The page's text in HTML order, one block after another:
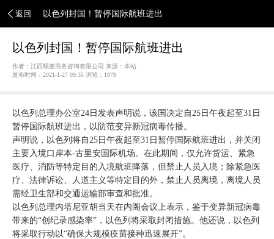
返回 以色列封国！暂停国际航班进出
以色列封国！暂停国际航班进出
作者：江西顺签商务咨询有限公司 来源：本站
发布时间：2021-1-27 09:35 浏览： 1979
以色列总理办公室24日发表声明说，该国决定自25日午夜起至31日
暂停国际航班进出，以防范变异新冠病毒传播。
声明说，以色列将自25日午夜起至31日暂停国际航班进出，并关闭
主要入境口岸本-古里安国际机场。在此期间，仅允许货运、紧急
医疗、消防等特定目的入境航班降落，但禁止人员入境；除紧急医
疗、法律诉讼、人道主义等特定目的外，禁止人员离境，离境人员
需经卫生部和交通运输部审查和批准。
以色列总理内塔尼亚胡当天在内阁会议上表示，鉴于变异新冠病毒
带来的“创纪录感染率”，以色列将采取封闭措施。他还说，以色列
将采取行动以“确保大规模疫苗接种迅速展开”。